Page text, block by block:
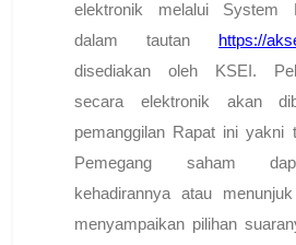
elektronik melalui System
dalam tautan
https://
disediakan oleh KSEI.
secara elektronik akan
pemanggilan Rapat ini yakni
Pemegang saham
kehadirannya atau
menyampaikan pilihan